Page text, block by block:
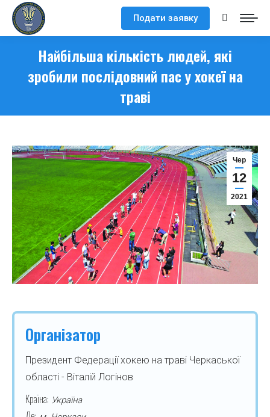
Подати заявку Search:
Найбільша кількість людей, які
зробили послідовний пас у хокеї на
траві
Чер
12
2021
Організатор
Президент Федерації хокею на траві Черкаської
області - Віталій Логінов
Країна: Україна